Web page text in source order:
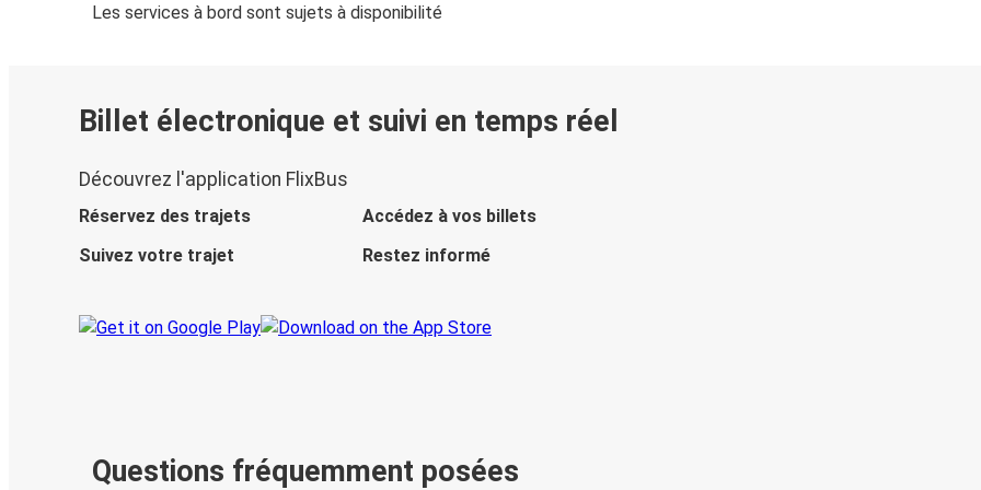
Les services à bord sont sujets à disponibilité
Billet électronique et suivi en temps réel
Découvrez l'application FlixBus
Réservez des trajets
Accédez à vos billets
Suivez votre trajet
Restez informé
Questions fréquemment posées